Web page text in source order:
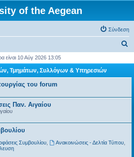
of the Aegean
Σύνδεση
ζ
σ
είναι 10 Αύγ 2026 13:05
Τμημάτων, Συλλόγων & Υπηρεσιών
του forum
Παν. Αιγαίου
Συμβουλίου, Ανακοινώσεις - Δελτία Τύπου,